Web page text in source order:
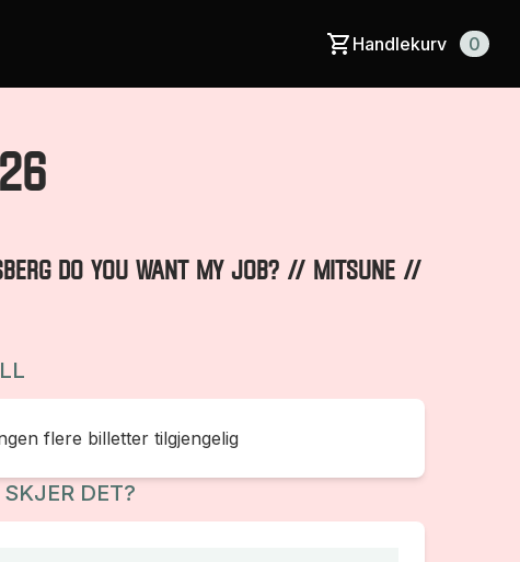
Handlekurv 0
Do you want my job? // MITSUNE //
flere billetter tilgjengelig
SKJER DET?